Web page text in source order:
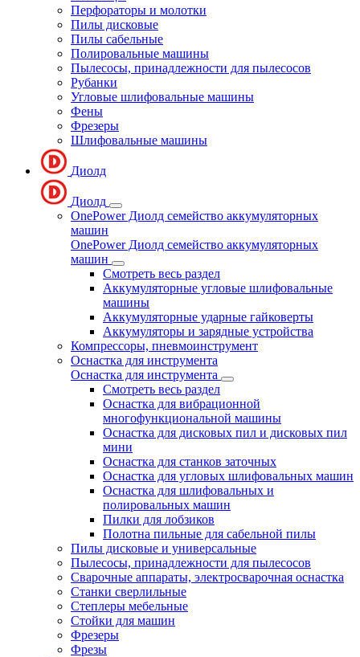
Перфораторы и молотки
Пилы дисковые
Пилы сабельные
Полировальные машины
Пылесосы, принадлежности для пылесосов
Рубанки
Угловые шлифовальные машины
Фены
Фрезеры
Шлифовальные машины
Диолд
Диолд
OnePower Диолд семейство аккумуляторных
машин
OnePower Диолд семейство аккумуляторных
машин
Смотреть весь раздел
Аккумуляторные угловые шлифовальные
машины
Аккумуляторные ударные гайковерты
Аккумуляторы и зарядные устройства
Компрессоры, пневмоинструмент
Оснастка для инструмента
Оснастка для инструмента
Смотреть весь раздел
Оснастка для вибрационной
многофункциональной машины
Оснастка для дисковых пил и дисковых пил
мини
Оснастка для станков заточных
Оснастка для угловых шлифовальных машин
Оснастка для шлифовальных и
полировальных машин
Пилки для лобзиков
Полотна пильные для сабельной пилы
Пилы дисковые и универсальные
Пылесосы, принадлежности для пылесосов
Сварочные аппараты, электросварочная оснастка
Станки сверлильные
Степлеры мебельные
Стойки для машин
Фрезеры
Фрезы